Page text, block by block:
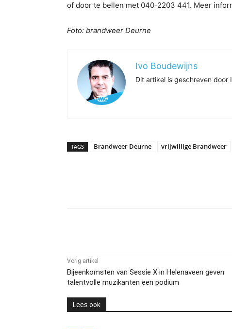
of door te bellen met 040-2203 441. Meer
Foto: brandweer Deurne
Ivo Boudewijns
Dit artikel is geschreven door
TAGS Brandweer Deurne vrijwillige Brandweer
Vorig artikel
Bijeenkomsten van Sessie X in Helenaveen geven
talentvolle muzikanten een podium
Lees ook